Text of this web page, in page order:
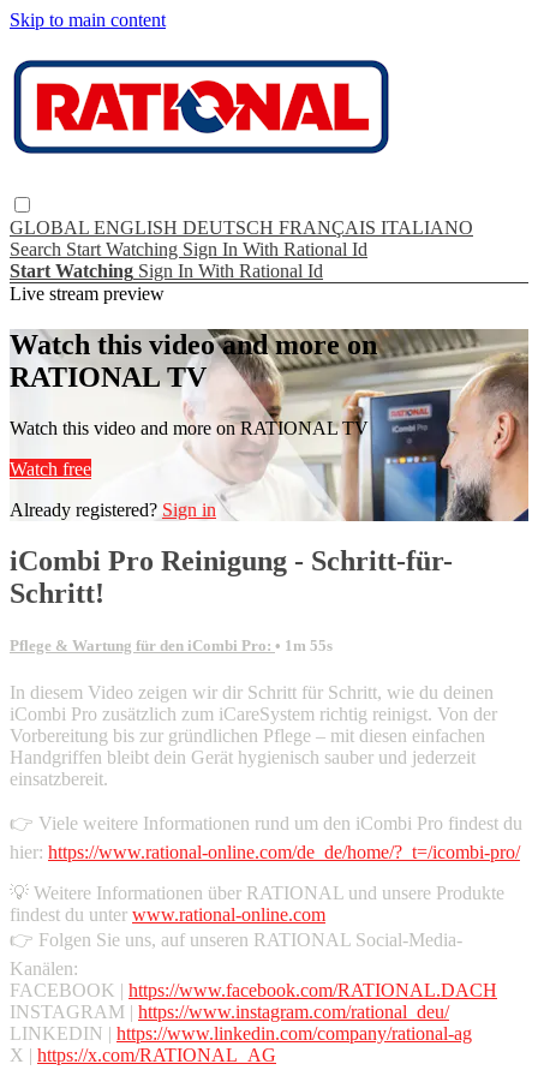
Skip to main content
GLOBAL ENGLISH DEUTSCH FRANÇAIS ITALIANO
Search Start Watching Sign In With Rational Id
Start Watching Sign In With Rational Id
Live stream preview
Watch this video and more on
RATIONAL TV
Watch this video and more on RATIONAL TV
Watch free
Already registered? Sign in
iCombi Pro Reinigung - Schritt-für-
Schritt!
Pflege & Wartung für den iCombi Pro: • 1m 55s
In diesem Video zeigen wir dir Schritt für Schritt, wie du deinen
iCombi Pro zusätzlich zum iCareSystem richtig reinigst. Von der
Vorbereitung bis zur gründlichen Pflege – mit diesen einfachen
Handgriffen bleibt dein Gerät hygienisch sauber und jederzeit
einsatzbereit.
👉 Viele weitere Informationen rund um den iCombi Pro findest du
hier: https://www.rational-online.com/de_de/home/?_t=/icombi-pro/
💡 Weitere Informationen über RATIONAL und unsere Produkte
findest du unter www.rational-online.com
👉 Folgen Sie uns, auf unseren RATIONAL Social-Media-
Kanälen:
FACEBOOK | https://www.facebook.com/RATIONAL.DACH
INSTAGRAM | https://www.instagram.com/rational_deu/
LINKEDIN | https://www.linkedin.com/company/rational-ag
X | https://x.com/RATIONAL_AG